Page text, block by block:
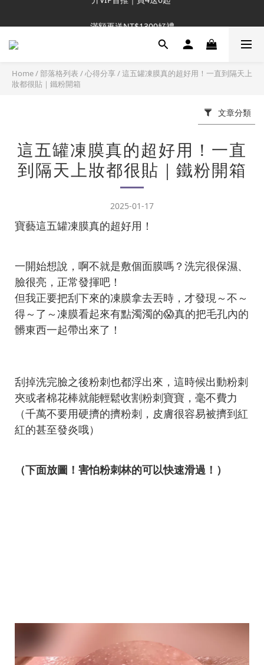
新客推薦｜送NT$300回購券
Home/部落格列表 /心得分享/這五罐凍膜真的超好用！一直到隔天上
妝都很貼｜鐵粉開箱
文章分類
這五罐凍膜真的超好用！一直
到隔天上妝都很貼｜鐵粉開箱
2025-01-17
寶藝這五罐凍膜真的超好用！
一開始想說，啊不就是敷個面膜嗎？洗完很保濕、
臉很亮，正常發揮吧！
但我正要把刮下來的凍膜拿去丟時，才發現～不～
得～了～凍膜看起來有點濁濁的😱真的把毛孔內的
髒東西一起帶出來了！
刮掉洗完臉之後粉刺也都浮出來，這時候出動粉刺
夾或者棉花棒就能輕鬆收割粉刺寶寶，毫不費力
（千萬不要用硬擠的擠粉刺，皮膚很容易被擠到紅
紅的甚至發炎哦）
（下面放圖！害怕粉刺林的可以快速滑過！）